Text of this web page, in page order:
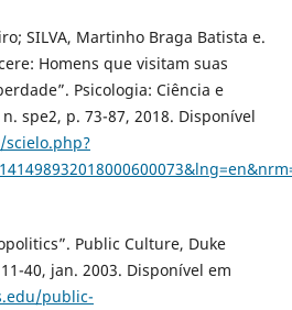
SILVA, Martinho Braga Batista e.
Homens que visitam suas
Psicologia: Ciência e
spe2, p. 73-87, 2018. Disponível
Public Culture, Duke
40, jan. 2003. Disponível em
public-